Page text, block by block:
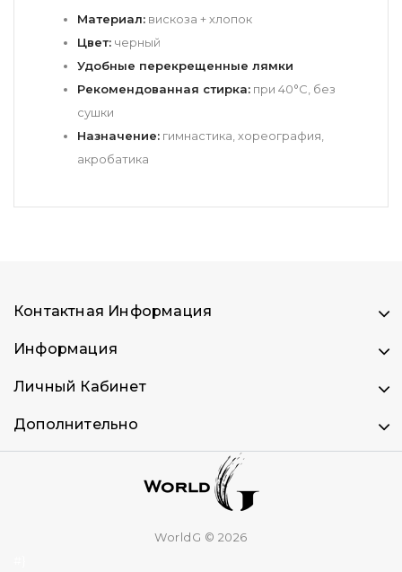
Материал: вискоза + хлопок
Цвет: черный
Удобные перекрещенные лямки
Рекомендованная стирка: при 40°C, без
сушки
Назначение: гимнастика, хореография,
акробатика
Контактная Информация
Информация
Личный Кабинет
Дополнительно
WorldG © 2026